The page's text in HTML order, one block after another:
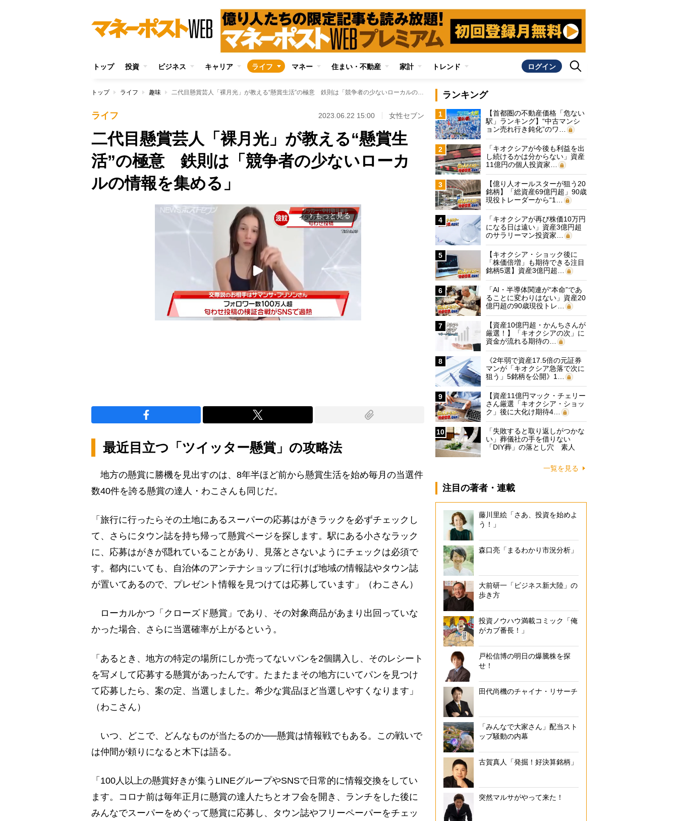
トップ 投資 ビジネス キャリア ライフ マネー 住まい・不動産 家計 トレンド ログイン
トップ ライフ 趣味 二代目懸賞芸人「裸月光」が教える“懸賞生活”の極意 鉄則は「競争者の少ないローカルの情報を集める」
ライフ 2023.06.22 15:00 女性セブン
二代目懸賞芸人「裸月光」が教える“懸賞生
活”の極意 鉄則は「競争者の少ないローカ
ルの情報を集める」
arrow_forward_ios もっと見る
最近目立つ「ツイッター懸賞」の攻略法
地方の懸賞に勝機を見出すのは、8年半ほど前から懸賞生活を始め毎月の当選件
数40件を誇る懸賞の達人・わこさんも同じだ。
「旅行に行ったらその土地にあるスーパーの応募はがきラックを必ずチェックし
て、さらにタウン誌を持ち帰って懸賞ページを探します。駅にある小さなラック
に、応募はがきが隠れていることがあり、見落とさないようにチェックは必須で
す。都内にいても、自治体のアンテナショップに行けば地域の情報誌やタウン誌
が置いてあるので、プレゼント情報を見つけては応募しています」（わこさん）
ローカルかつ「クローズド懸賞」であり、その対象商品があまり出回っていな
かった場合、さらに当選確率が上がるという。
「あるとき、地方の特定の場所にしか売ってないパンを2個購入し、そのレシート
を写メして応募する懸賞があったんです。たまたまその地方にいてパンを見つけ
て応募したら、案の定、当選しました。希少な賞品ほど当選しやすくなります」
（わこさん）
いつ、どこで、どんなものが当たるのか──懸賞は情報戦でもある。この戦いで
は仲間が頼りになると木下は語る。
「100人以上の懸賞好きが集うLINEグループやSNSで日常的に情報交換をしてい
ます。コロナ前は毎年正月に懸賞の達人たちとオフ会を開き、ランチをした後に
みんなでスーパーをめぐって懸賞に応募し、タウン誌やフリーペーパーをチェッ
ランキング
1
【首都圏の不動産価格「危ない
駅」ランキング】“中古マンシ
ョン売れ行き鈍化”のワ…
2
「キオクシアが今後も利益を出
し続けるかは分からない」資産
11億円の個人投資家…
3
【億り人オールスターが狙う20
銘柄】「総資産69億円超」90歳
現役トレーダーから“1…
4
「キオクシアが再び株価10万円
になる日は遠い」資産3億円超
のサラリーマン投資家…
5
【キオクシア・ショック後に
「株価倍増」も期待できる注目
銘柄5選】資産3億円超…
6
「AI・半導体関連が“本命”であ
ることに変わりはない」資産20
億円超の90歳現役トレ…
7
【資産10億円超・かんちさんが
厳選！】「キオクシアの次」に
資金が流れる期待の…
8
《2年弱で資産17.5倍の元証券
マンが「キオクシア急落で次に
狙う」5銘柄を公開》1…
9
【資産11億円マック・チェリー
さん厳選「キオクシア・ショッ
ク」後に大化け期待4…
10
「失敗すると取り返しがつかな
い」葬儀社の手を借りない
「DIY葬」の落とし穴 素人
一覧を見る
注目の著者・連載
藤川里絵「さあ、投資を始めよ
う！」
森口亮「まるわかり市況分析」
大前研一「ビジネス新大陸」の
歩き方
投資ノウハウ満載コミック「俺
がカブ番長！」
戸松信博の明日の爆騰株を探
せ！
田代尚機のチャイナ・リサーチ
「みんなで大家さん」配当スト
ップ騒動の内幕
古賀真人「発掘！好決算銘柄」
突然マルサがやって来た！